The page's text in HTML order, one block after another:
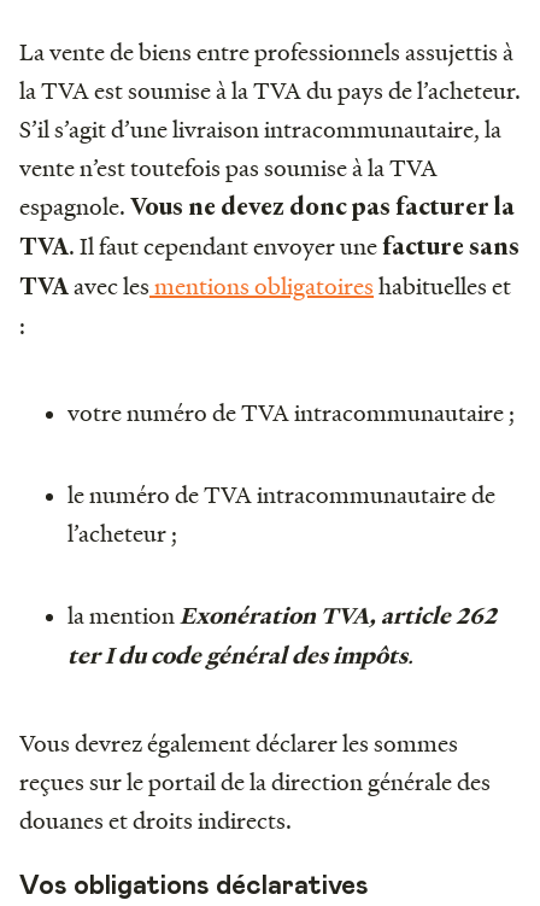
La vente de biens entre professionnels assujettis à
la TVA est soumise à la TVA du pays de l’acheteur.
S’il s’agit d’une livraison intracommunautaire, la
vente n’est toutefois pas soumise à la TVA
espagnole. Vous ne devez donc pas facturer la
TVA. Il faut cependant envoyer unefacture sans
TVA avec lesmentions obligatoireshabituelles et
:
votre numéro de TVA intracommunautaire ;
le numéro de TVA intracommunautaire de
l’acheteur ;
la mention Exonération TVA, article 262
ter I du code général des impôts.
Vous devrez également déclarer les sommes
reçues sur le portail de la direction générale des
douanes et droits indirects.
Vos obligations déclaratives